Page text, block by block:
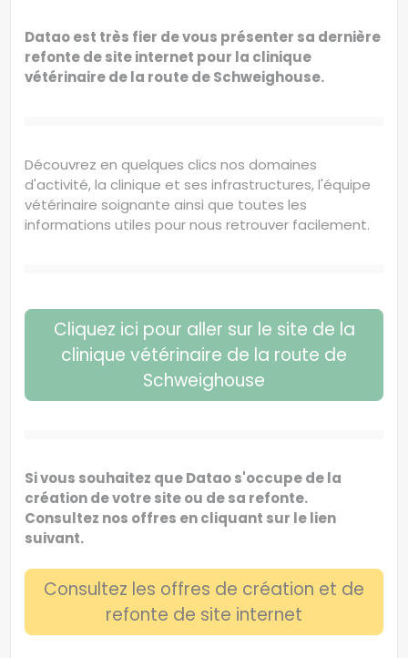
Datao est très fier de vous présenter sa dernière
refonte de site internet pour la clinique
vétérinaire de la route de Schweighouse.
Découvrez en quelques clics nos domaines
d'activité, la clinique et ses infrastructures, l'équipe
vétérinaire soignante ainsi que toutes les
informations utiles pour nous retrouver facilement.
Cliquez ici pour aller sur le site de la
clinique vétérinaire de la route de
Schweighouse
Si vous souhaitez que Datao s'occupe de la
création de votre site ou de sa refonte.
Consultez nos offres en cliquant sur le lien
suivant.
Consultez les offres de création et de
refonte de site internet